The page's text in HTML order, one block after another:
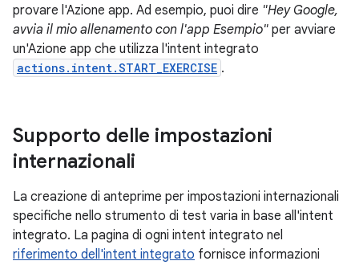
provare l'Azione app. Ad esempio, puoi dire "Hey Google,
avvia il mio allenamento con l'app Esempio" per avviare
un'Azione app che utilizza l'intent integrato
actions.intent.START_EXERCISE .
Supporto delle impostazioni
internazionali
La creazione di anteprime per impostazioni internazionali
specifiche nello strumento di test varia in base all'intent
integrato. La pagina di ogni intent integrato nel
riferimento dell'intent integrato fornisce informazioni